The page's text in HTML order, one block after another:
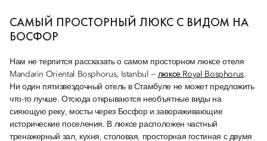
САМЫЙ ПРОСТОРНЫЙ ЛЮКС С ВИДОМ НА
БОСФОР
Нам не терпится рассказать о самом просторном люксе отеля
Mandarin Oriental Bosphorus, Istanbul — люксе Royal Bosphorus.
Ни один пятизвездочный отель в Стамбуле не может предложить
что-то лучше. Отсюда открываются необъятные виды на
сияющую реку, мосты через Босфор и завораживающие
исторические поселения. В люксе расположен частный
тренажерный зал, кухня, столовая, просторная гостиная с двумя